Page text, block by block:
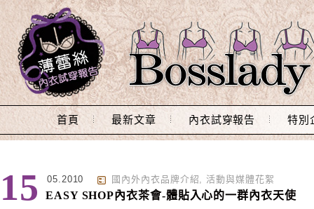
Main Menu
首頁 最新文章 內衣試穿報告 特別
15 05.2010 國內外內衣品牌介紹, 活動與媒體花絮
EASY SHOP內衣茶會-體貼入心的一群內衣天使